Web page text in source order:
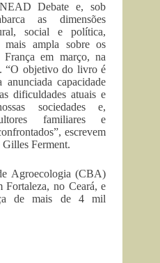
Debate e, sob
as dimensões
social e política,
mais ampla sobre os
em março, na
“O objetivo do livro é
capacidade
dificuldades atuais e
sociedades e,
familiares e
escrevem
Ferment.
Agroecologia (CBA)
Fortaleza, no Ceará, e
de mais de 4 mil